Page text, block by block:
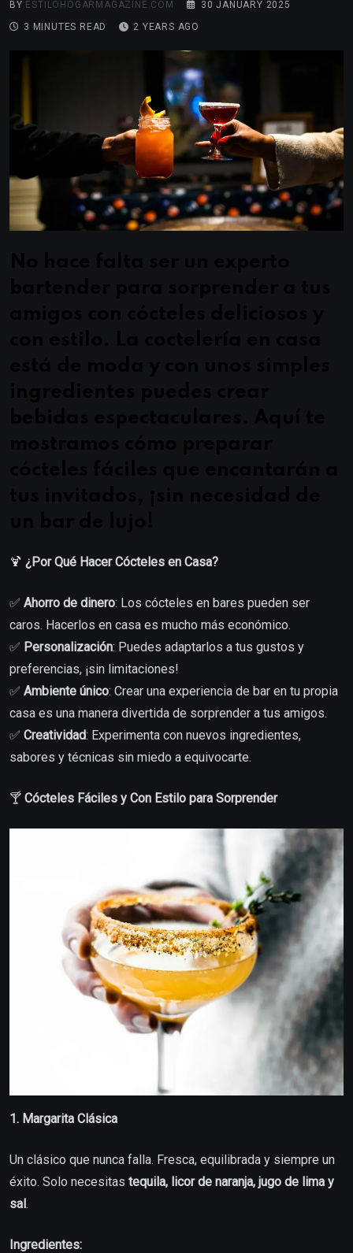
BY ESTILOHOGARMAGAZINE.COM
30 JANUARY 2025
3 MINUTES READ
2 YEARS AGO
🍹 ¿Por Qué Hacer Cócteles en Casa?
✅ Ahorro de dinero: Los cócteles en bares pueden ser
caros. Hacerlos en casa es mucho más económico.
✅ Personalización: Puedes adaptarlos a tus gustos y
preferencias, ¡sin limitaciones!
✅ Ambiente único: Crear una experiencia de bar en tu propia
casa es una manera divertida de sorprender a tus amigos.
✅ Creatividad: Experimenta con nuevos ingredientes,
sabores y técnicas sin miedo a equivocarte.
🍸 Cócteles Fáciles y Con Estilo para Sorprender
1. Margarita Clásica
Un clásico que nunca falla. Fresca, equilibrada y siempre un
éxito. Solo necesitas tequila, licor de naranja, jugo de lima y
sal.
Ingredientes: